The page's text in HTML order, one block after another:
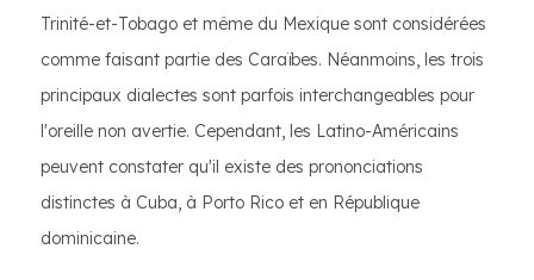
Trinité-et-Tobago et même du Mexique sont considérées
comme faisant partie des Caraïbes. Néanmoins, les trois
principaux dialectes sont parfois interchangeables pour
l'oreille non avertie. Cependant, les Latino-Américains
peuvent constater qu'il existe des prononciations
distinctes à Cuba, à Porto Rico et en République
dominicaine.